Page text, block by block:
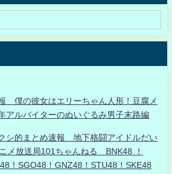
僕の彼女はエリーちゃん人形！豆腐メ
アルバイターのぬいぐるみ男子末路編
シ的まとめ速報 地下格闘アイドルだい
メ放送局101ちゃんねる BNK48 ！
！SGO48！GNZ48！STU48！SKE48